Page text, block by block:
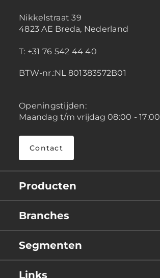
Nikkelstraat 39
4823 AE Breda, Nederland
T: +31 76 542 44 40
BTW-nr.:NL 801383572B01
Openingstijden:
Maandag t/m vrijdag 08:00 - 17:00
Contact
Producten
Branches
Segmenten
Links